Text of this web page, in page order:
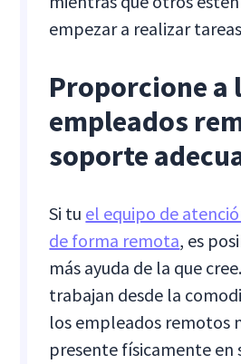
empezar a realizar
Proporcione a
empleados
soporte
Si tu el equipo de
de forma remota, es
más ayuda de la que
trabajan desde la
los empleados remotos
presente físicamente en